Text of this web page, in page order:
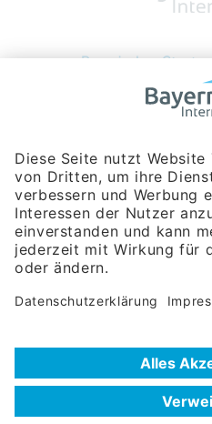
Bayerische Gesellschaft für
Rosenheimer Str. 143C
81671 München
Tel:+49 180 5949260
(Festnetz 14 ct/min, Mobil max. 42
Hotline
Datenschutzerklärung
Nutzungsbedingungen
Häufig gestellte Fragen